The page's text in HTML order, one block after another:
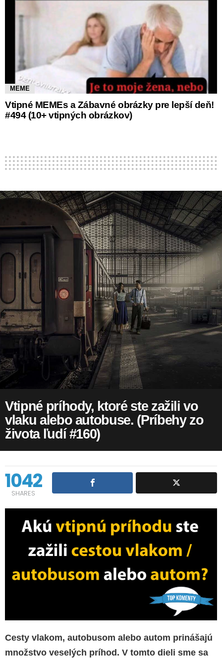
MEME
Vtipné MEMEs a Zábavné obrázky pre lepší deň!
#494 (10+ vtipných obrázkov)
Vtipné príhody, ktoré ste zažili vo
vlaku alebo autobuse. (Príbehy zo
života ľudí #160)
1042
SHARES
Cesty vlakom, autobusom alebo autom prinášajú
množstvo veselých príhod. V tomto dieli sme sa